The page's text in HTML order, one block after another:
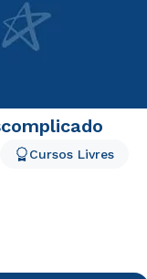
Cursos Livres